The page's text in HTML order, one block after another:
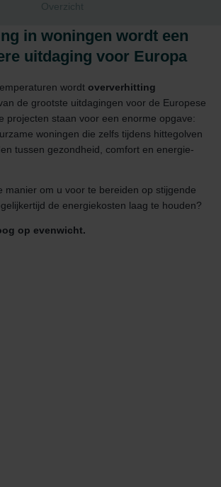
Overzicht
in woningen wordt een
uitdaging voor Europa
wordt oververhitting
de grootste uitdagingen voor de Europese
projecten staan voor een enorme opgave:
woningen die zelfs tijdens hittegolven
tussen gezondheid, comfort en energie-
manier om u voor te bereiden op stijgende
de energiekosten laag te houden?
op evenwicht.